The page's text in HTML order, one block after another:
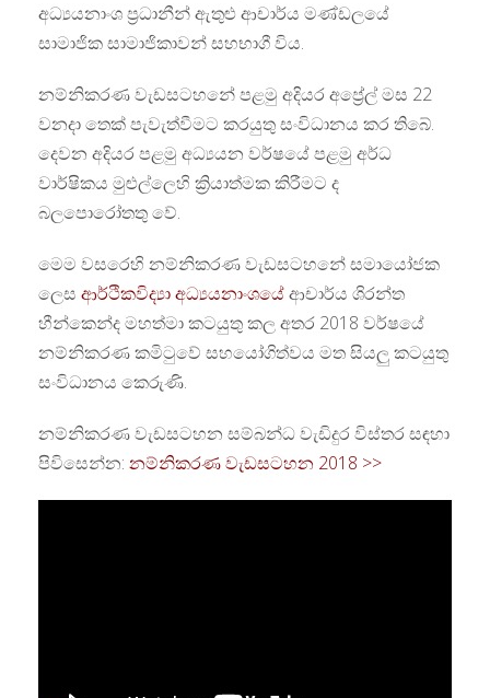
අධ්‍යයනාංශ ප්‍රධානීන් ඇතුළු ආචාර්ය මණ්ඩලයේ
සාමාජික සාමාජිකාවන් සහභාගී විය.
නම්නිකරණ වැඩසටහනේ පළමු අදියර අප්‍රේල් මස 22
වනදා තෙක් පැවැත්වීමට කරයුතු සංවිධානය කර තිබේ.
දෙවන අදියර පළමු අධ්‍යයන වර්ෂයේ පළමු අර්ධ
වාර්ෂිකය මුළුල්ලෙහි ක්‍රියාත්මක කිරීමට ද
බලපොරෝතතු වේ.
මෙම වසරෙහි නම්නිකරණ වැඩසටහනේ සමායෝජක
ලෙස ආර්ථිකවිද්‍යා අධ්‍යයනාංශයේආචාර්ය ශිරන්ත
හීන්කෙන්ද මහත්මා කටයුතු කල අතර 2018 වර්ෂයේ
නම්නිකරණ කමිටුවේ සහයෝගිත්වය මත සියලු කටයුතු
සංවිධානය කෙරුණි.
නම්නිකරණ වැඩසටහන සම්බන්ධ වැඩිදුර විස්තර සඳහා
පිවිසෙන්න: නම්නිකරණ වැඩසටහන 2018 >>